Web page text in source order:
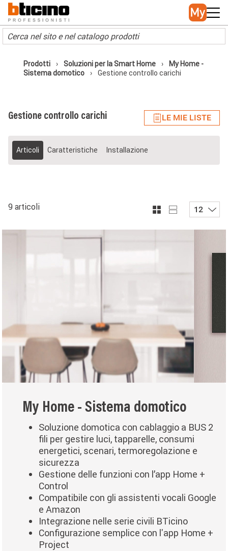
Skip to main content
Main navigation
Prodotti Soluzioni per la Smart Home
My Home -
Sistema domotico
Gestione controllo carichi
Gestione controllo carichi LE MIE LISTE
Articoli Caratteristiche Installazione
9 articoli 12
My Home - Sistema domotico
Soluzione domotica con cablaggio a BUS 2
fili per gestire luci, tapparelle, consumi
energetici, scenari, termoregolazione e
sicurezza
Gestione delle funzioni con l’app Home +
Control
Compatibile con gli assistenti vocali Google
e Amazon
Integrazione nelle serie civili BTicino
Configurazione semplice con l'app Home +
Project